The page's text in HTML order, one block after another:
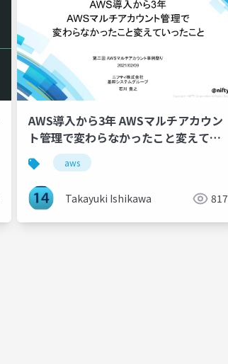
AWS導入から3年 AWSマルチアカウン
ト管理で変わらなかったこと変えてい
ったことaws
Takayuki Ishikawa 817